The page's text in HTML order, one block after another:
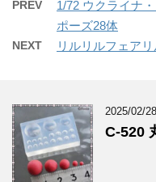
PREV
1/72 ウクライナ
ポーズ28体
NEXT リルリルフェア
2025/02/28
C-520